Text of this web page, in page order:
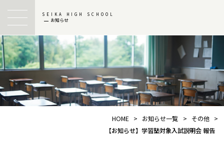
SEIKA HIGH SCHOOL
お知らせ
HOME > お知らせ一覧 > その他 >
【お知らせ】学習塾対象入試説明会 報告